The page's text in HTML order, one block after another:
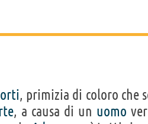
, primizia di coloro che
, a causa di un uomo